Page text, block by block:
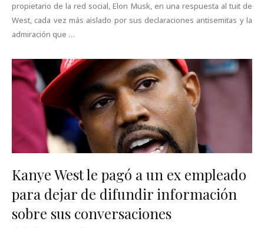
propietario de la red social, Elon Musk, en una respuesta al tuit de
West, cada vez más aislado por sus declaraciones antisemitas y la
admiración que …
Kanye West le pagó a un ex empleado
para dejar de difundir información
sobre sus conversaciones